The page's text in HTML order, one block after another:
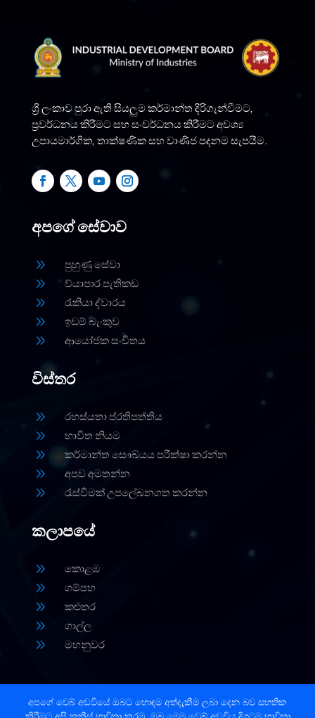
ශ්‍රී ලංකාව පුරා ඇති සියලුම කර්මාන්ත දිරිගැන්වීමට,
ප්‍රවර්ධනය කිරීමට සහ සංවර්ධනය කිරීමට අවශ්‍ය
උපායමාර්ගික, තාක්ෂණික සහ වාණිජ පදනම සැපයීම.
අපගේ සේවාව
9 පුහුණු සේවා
9 ව්යාපාර පැතිකඩ
9 රැකියා ද්වාරය
9 ඉඩම් බැංකුව
9 ආයෝජක සංචිතය
විස්තර
9 රහස්යතා ප්රතිපත්තිය
9 භාවිත නියම
9 කර්මාන්ත සෞඛ්යය පරීක්ෂා කරන්න
9 අපව අමතන්න
9 රැස්වීමක් උපලේඛනගත කරන්න
කලාපයේ
9 කොළඹ
9 ගම්පහ
9 කළුතර
9 ගාල්ල
9 මහනුවර
අපගේ වෙබ් අඩවියේ ඔබට හොඳම අත්දැකීම ලබා දෙන බව සහතික